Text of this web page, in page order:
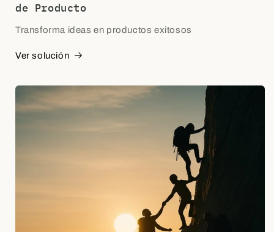
de Producto
Transforma ideas en productos exitosos
Ver solución